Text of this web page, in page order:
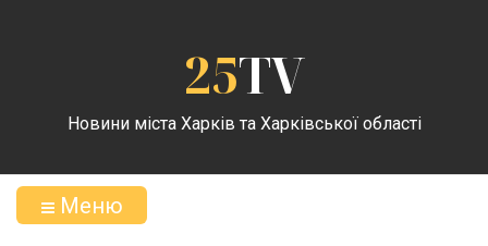
25TV
Новини міста Харків та Харківської області
Меню